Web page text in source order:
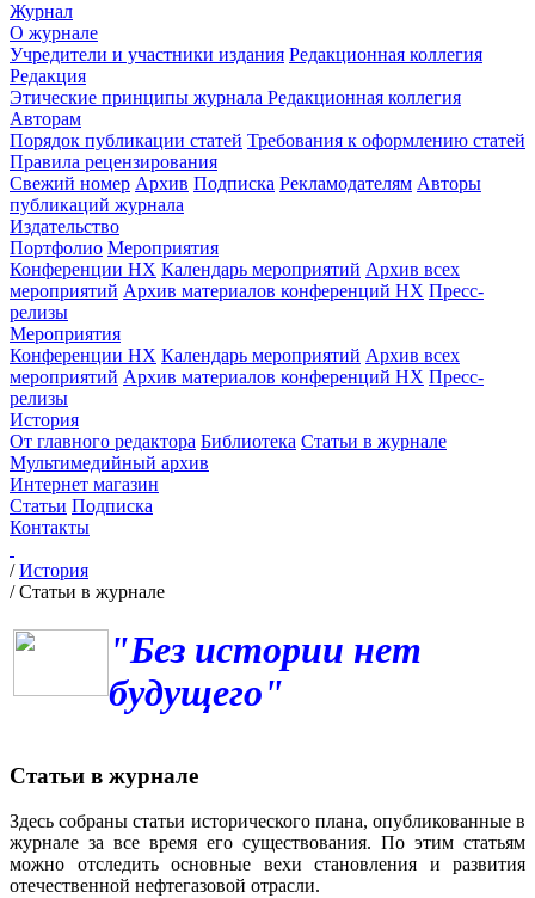
Журнал
О журнале
Учредители и участники издания Редакционная коллегия
Редакция
Этические принципы журнала Редакционная коллегия
Авторам
Порядок публикации статей Требования к оформлению статей
Правила рецензирования
Свежий номер Архив Подписка Рекламодателям Авторы
публикаций журнала
Издательство
Портфолио Мероприятия
Конференции НХ Календарь мероприятий Архив всех
мероприятий Архив материалов конференций НХ Пресс-
релизы
Мероприятия
Конференции НХ Календарь мероприятий Архив всех
мероприятий Архив материалов конференций НХ Пресс-
релизы
История
От главного редактора Библиотека Статьи в журнале
Мультимедийный архив
Интернет магазин
Статьи Подписка
Контакты
/История
/Статьи в журнале
"Без истории нет
будущего"
Статьи в журнале
Здесь собраны статьи исторического плана, опубликованные в
журнале за все время его существования. По этим статьям
можно отследить основные вехи становления и развития
отечественной нефтегазовой отрасли.